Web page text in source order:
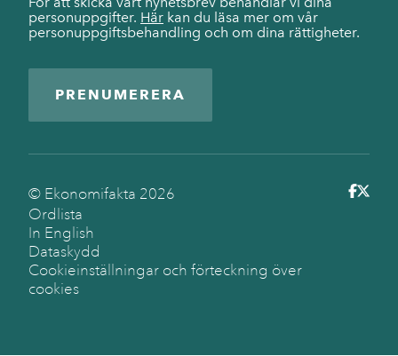
personuppgifter. Här kan du läsa mer om vår
personuppgiftsbehandling och om dina rättigheter.
PRENUMERERA
© Ekonomifakta 2026
Ordlista
In English
Dataskydd
Cookieinställningar och förteckning över
cookies